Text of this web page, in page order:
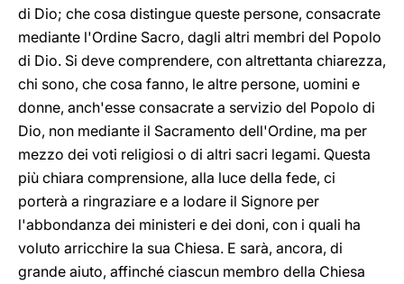
di Dio; che cosa distingue queste persone, consacrate
mediante l'Ordine Sacro, dagli altri membri del Popolo
di Dio. Si deve comprendere, con altrettanta chiarezza,
chi sono, che cosa fanno, le altre persone, uomini e
donne, anch'esse consacrate a servizio del Popolo di
Dio, non mediante il Sacramento dell'Ordine, ma per
mezzo dei voti religiosi o di altri sacri legami. Questa
più chiara comprensione, alla luce della fede, ci
porterà a ringraziare e a lodare il Signore per
l'abbondanza dei ministeri e dei doni, con i quali ha
voluto arricchire la sua Chiesa. E sarà, ancora, di
grande aiuto, affinché ciascun membro della Chiesa